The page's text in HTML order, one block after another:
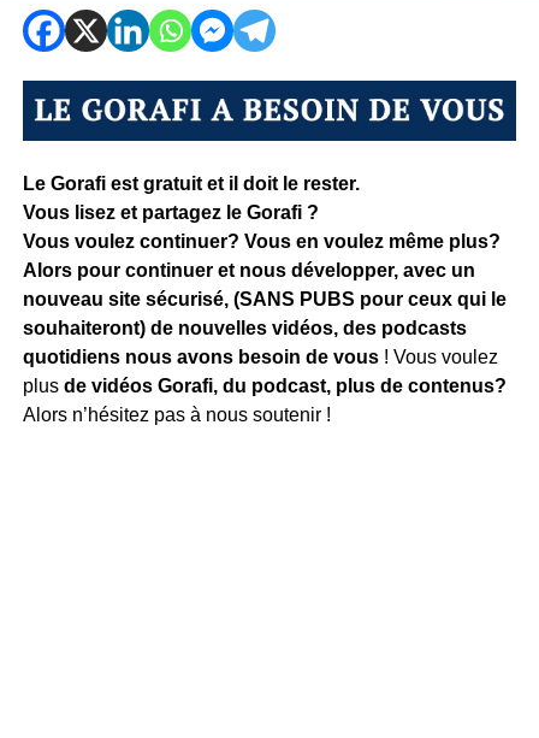
Le Gorafi est gratuit et il doit le rester.
Vous lisez et partagez le Gorafi ?
Vous voulez continuer? Vous en voulez même plus?
Alors pour continuer et nous développer, avec un
nouveau site sécurisé, (SANS PUBS pour ceux qui le
souhaiteront) de nouvelles vidéos, des podcasts
quotidiens nous avons besoin de vous ! Vous voulez
plus de vidéos Gorafi, du podcast, plus de contenus?
Alors n’hésitez pas à nous soutenir !